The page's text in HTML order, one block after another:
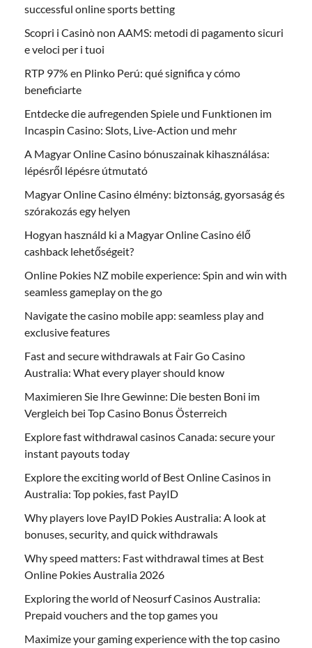
successful online sports betting
Scopri i Casinò non AAMS: metodi di pagamento sicuri
e veloci per i tuoi
RTP 97% en Plinko Perú: qué significa y cómo
beneficiarte
Entdecke die aufregenden Spiele und Funktionen im
Incaspin Casino: Slots, Live-Action und mehr
A Magyar Online Casino bónuszainak kihasználása:
lépésről lépésre útmutató
Magyar Online Casino élmény: biztonság, gyorsaság és
szórakozás egy helyen
Hogyan használd ki a Magyar Online Casino élő
cashback lehetőségeit?
Online Pokies NZ mobile experience: Spin and win with
seamless gameplay on the go
Navigate the casino mobile app: seamless play and
exclusive features
Fast and secure withdrawals at Fair Go Casino
Australia: What every player should know
Maximieren Sie Ihre Gewinne: Die besten Boni im
Vergleich bei Top Casino Bonus Österreich
Explore fast withdrawal casinos Canada: secure your
instant payouts today
Explore the exciting world of Best Online Casinos in
Australia: Top pokies, fast PayID
Why players love PayID Pokies Australia: A look at
bonuses, security, and quick withdrawals
Why speed matters: Fast withdrawal times at Best
Online Pokies Australia 2026
Exploring the world of Neosurf Casinos Australia:
Prepaid vouchers and the top games you
Maximize your gaming experience with the top casino